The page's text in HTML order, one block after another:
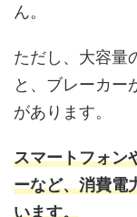
ん。
ただし、大容量
と、ブレーカー
があります。
スマートフォン
ーなど、消費電
います。